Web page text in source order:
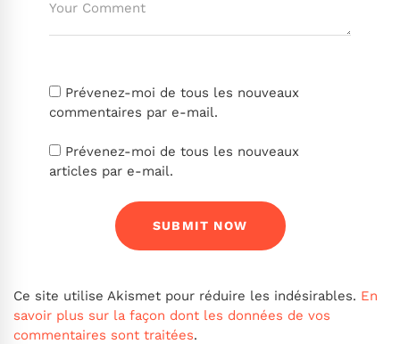
Prévenez-moi de tous les nouveaux
commentaires par e-mail.
Prévenez-moi de tous les nouveaux
articles par e-mail.
Ce site utilise Akismet pour réduire les indésirables. En
savoir plus sur la façon dont les données de vos
commentaires sont traitées.